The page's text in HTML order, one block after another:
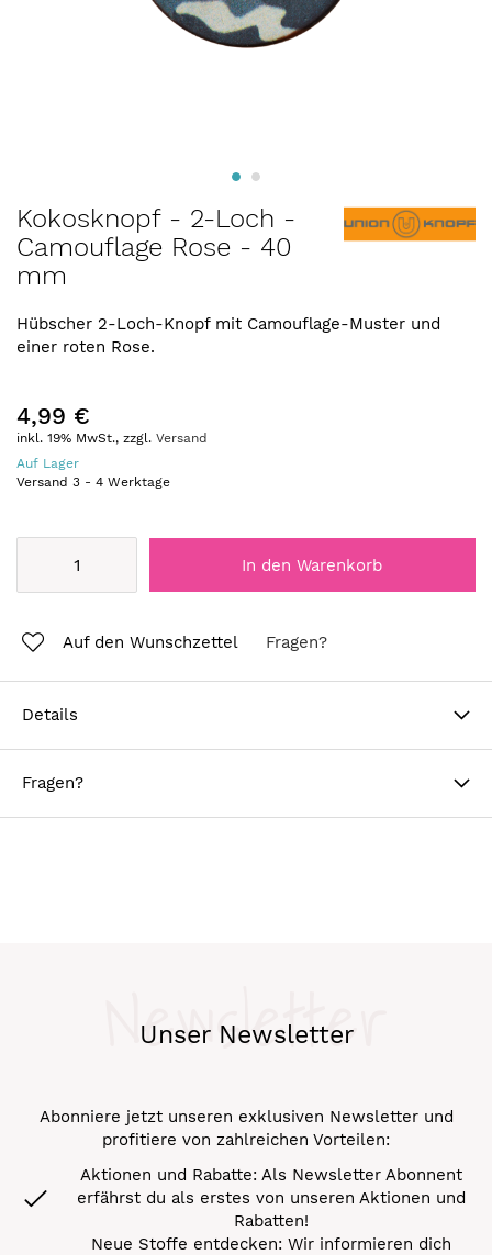
Anfang
der
Bildergalerie
Kokosknopf - 2-Loch -
Camouflage Rose - 40
mm
Hübscher 2-Loch-Knopf mit Camouflage-Muster und
einer roten Rose.
4,99 €
inkl. 19% MwSt., zzgl. Versand
Auf Lager
Versand 3 - 4 Werktage
In den Warenkorb
Auf den Wunschzettel Fragen?
Details
Fragen?
Unser Newsletter
Newsletter
Abonniere jetzt unseren exklusiven Newsletter und
profitiere von zahlreichen Vorteilen:
Aktionen und Rabatte: Als Newsletter Abonnent
erfährst du als erstes von unseren Aktionen und
Rabatten!
Neue Stoffe entdecken: Wir informieren dich